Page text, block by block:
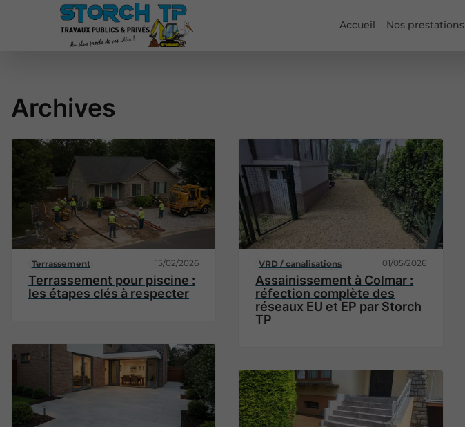
Accueil Nos prestations
Archives
Terrassement 15/02/2026
Terrassement pour piscine :
les étapes clés à respecter
VRD / canalisations 01/05/2026
Assainissement à Colmar :
réfection complète des
réseaux EU et EP par Storch
TP